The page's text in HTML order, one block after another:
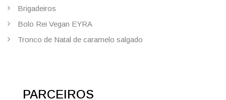
Brigadeiros
Bolo Rei Vegan EYRA
Tronco de Natal de caramelo salgado
PARCEIROS